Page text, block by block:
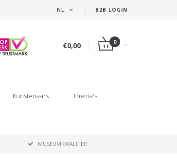
B2B LOGIN
NL
€0,00 0
Kunstenaars Thema's
MUSEUMKWALITEIT